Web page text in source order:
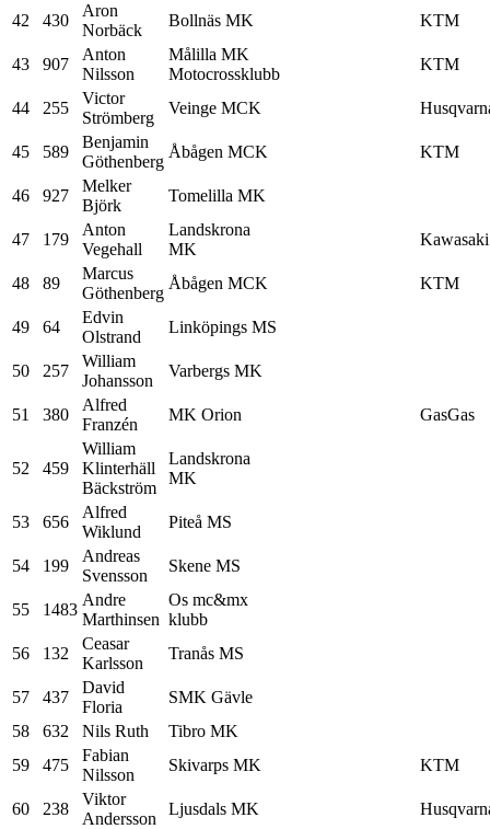
42 430
Aron
Norbäck
Bollnäs MK KTM
43 907
Anton
Nilsson
Målilla MK
Motocrossklubb
KTM
44 255
Victor
Strömberg
Veinge MCK
45 589
Benjamin
Göthenberg
Åbågen MCK KTM
46 927
Melker
Björk
Tomelilla MK
47 179
Anton
Vegehall
Landskrona
MK
Kawasaki
48 89
Marcus
Göthenberg
Åbågen MCK KTM
49 64
Edvin
Olstrand
Linköpings MS
50 257
William
Johansson
Varbergs MK
51 380
Alfred
Franzén
MK Orion GasGas
52 459
William
Klinterhäll
Bäckström
Landskrona
MK
53 656
Alfred
Wiklund
Piteå MS
54 199
Andreas
Svensson
Skene MS
55 1483
Andre
Marthinsen
Os mc&mx
klubb
56
132
Ceasar
Karlsson
Tranås MS
57 437
David
Floria
SMK Gävle
58
632 Nils Ruth
Tibro MK
59
475
Fabian
Nilsson
Skivarps MK KTM
60 238
Viktor
Andersson
Ljusdals MK